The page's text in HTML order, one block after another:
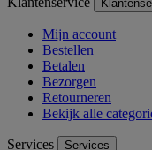
Mijn account
Bestellen
Betalen
Bezorgen
Retourneren
Bekijk alle
Services Services